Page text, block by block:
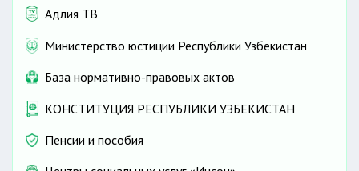
Адлия ТВ
Министерство юстиции Республики Узбекистан
База нормативно-правовых актов
КОНСТИТУЦИЯ РЕСПУБЛИКИ УЗБЕКИСТАН
Пенсии и пособия